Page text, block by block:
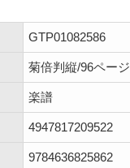
GTP01082586
菊倍判縦/96ページ
楽譜
4947817209522
9784636825862